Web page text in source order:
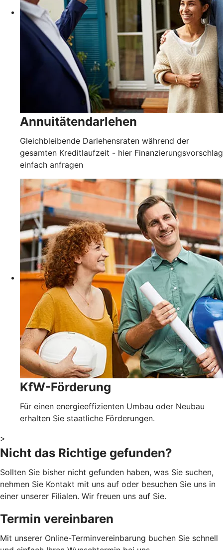
Annuitätendarlehen
Gleichbleibende Darlehensraten während der
gesamten Kreditlaufzeit - hier Finanzierungsvorschlag
einfach anfragen
KfW-Förderung
Für einen energieeffizienten Umbau oder Neubau
erhalten Sie staatliche Förderungen.
>
Nicht das Richtige gefunden?
Sollten Sie bisher nicht gefunden haben, was Sie suchen,
nehmen Sie Kontakt mit uns auf oder besuchen Sie uns in
einer unserer Filialen. Wir freuen uns auf Sie.
Termin vereinbaren
Mit unserer Online-Terminvereinbarung buchen Sie schnell